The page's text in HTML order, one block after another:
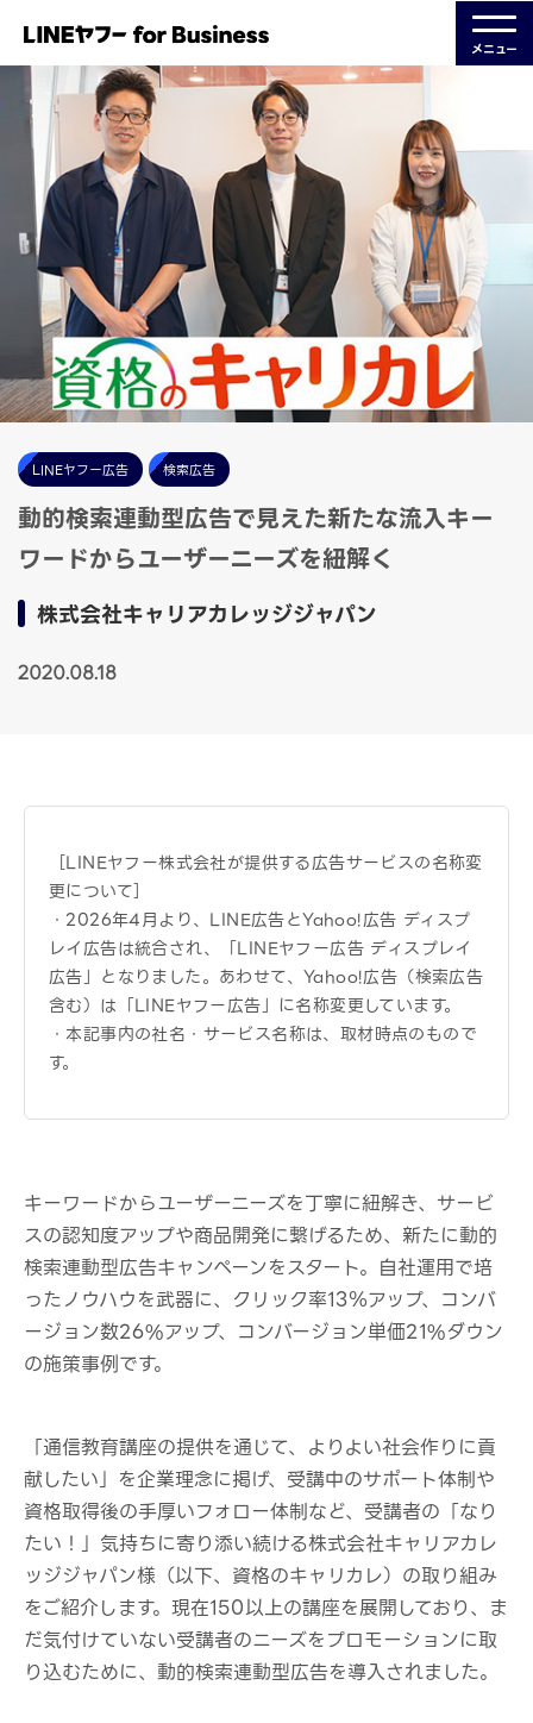
メニュー
LINEヤフー広告 検索広告
動的検索連動型広告で見えた新たな流入キー
ワードからユーザーニーズを紐解く
株式会社キャリアカレッジジャパン
2020.08.18
［LINEヤフー株式会社が提供する広告サービスの名称変
更について］
・2026年4月より、LINE広告とYahoo!広告 ディスプ
レイ広告は統合され、「LINEヤフー広告 ディスプレイ
広告」となりました。あわせて、Yahoo!広告（検索広告
含む）は「LINEヤフー広告」に名称変更しています。
・本記事内の社名・サービス名称は、取材時点のもので
す。
キーワードからユーザーニーズを丁寧に紐解き、サービ
スの認知度アップや商品開発に繋げるため、新たに動的
検索連動型広告キャンペーンをスタート。自社運用で培
ったノウハウを武器に、クリック率13％アップ、コンバ
ージョン数26%アップ、コンバージョン単価21%ダウン
の施策事例です。
「通信教育講座の提供を通じて、よりよい社会作りに貢
献したい」を企業理念に掲げ、受講中のサポート体制や
資格取得後の手厚いフォロー体制など、受講者の「なり
たい！」気持ちに寄り添い続ける株式会社キャリアカレ
ッジジャパン様（以下、資格のキャリカレ）の取り組み
をご紹介します。現在150以上の講座を展開しており、ま
だ気付けていない受講者のニーズをプロモーションに取
り込むために、動的検索連動型広告を導入されました。